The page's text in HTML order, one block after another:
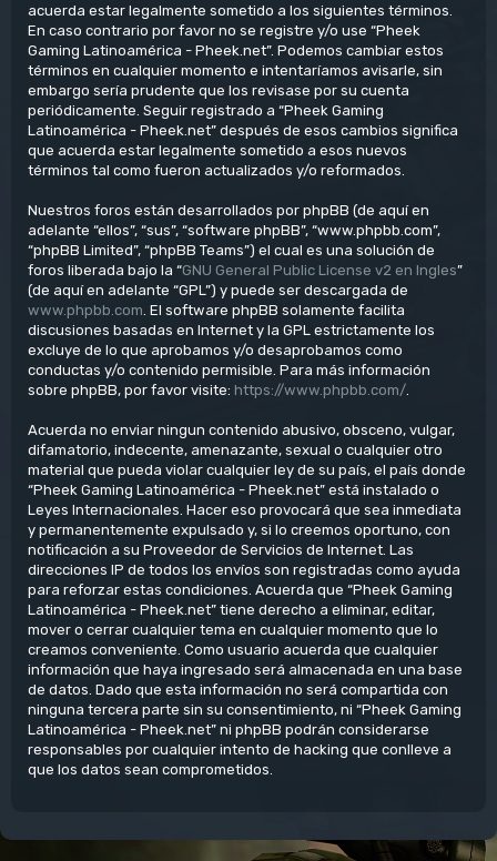
acuerda estar legalmente sometido a los siguientes términos.
En caso contrario por favor no se registre y/o use “Pheek
Gaming Latinoamérica - Pheek.net”. Podemos cambiar estos
términos en cualquier momento e intentaríamos avisarle, sin
embargo sería prudente que los revisase por su cuenta
periódicamente. Seguir registrado a “Pheek Gaming
Latinoamérica - Pheek.net” después de esos cambios significa
que acuerda estar legalmente sometido a esos nuevos
términos tal como fueron actualizados y/o reformados.
Nuestros foros están desarrollados por phpBB (de aquí en
adelante “ellos”, “sus”, “software phpBB”, “www.phpbb.com”,
“phpBB Limited”, “phpBB Teams”) el cual es una solución de
foros liberada bajo la “GNU General Public License v2 en Ingles”
(de aquí en adelante “GPL”) y puede ser descargada de
www.phpbb.com . El software phpBB solamente facilita
discusiones basadas en Internet y la GPL estrictamente los
excluye de lo que aprobamos y/o desaprobamos como
conductas y/o contenido permisible. Para más información
sobre phpBB, por favor visite: https://www.phpbb.com/
Acuerda no enviar ningun contenido abusivo, obsceno, vulgar,
difamatorio, indecente, amenazante, sexual o cualquier otro
material que pueda violar cualquier ley de su país, el país donde
“Pheek Gaming Latinoamérica - Pheek.net” está instalado o
Leyes Internacionales. Hacer eso provocará que sea inmediata
y permanentemente expulsado y, si lo creemos oportuno, con
notificación a su Proveedor de Servicios de Internet. Las
direcciones IP de todos los envíos son registradas como ayuda
para reforzar estas condiciones. Acuerda que “Pheek Gaming
Latinoamérica - Pheek.net” tiene derecho a eliminar, editar,
mover o cerrar cualquier tema en cualquier momento que lo
creamos conveniente. Como usuario acuerda que cualquier
información que haya ingresado será almacenada en una base
de datos. Dado que esta información no será compartida con
ninguna tercera parte sin su consentimiento, ni “Pheek Gaming
Latinoamérica - Pheek.net” ni phpBB podrán considerarse
responsables por cualquier intento de hacking que conlleve a
que los datos sean comprometidos.